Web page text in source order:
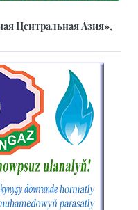
Центральная Азия»,